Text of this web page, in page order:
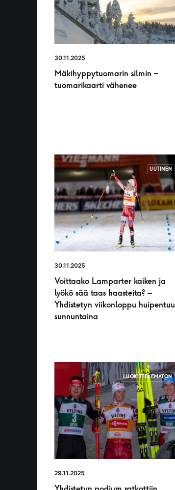
30.11.2025
Mäkihyppytuomarin silmin –
tuomarikaarti vähenee
UUTINEN
30.11.2025
Voittaako Lamparter kaiken ja
lyökö sää taas haasteita? –
Yhdistetyn viikonloppu huipentuu
sunnuntaina
LUOKITTELEMATON
29.11.2025